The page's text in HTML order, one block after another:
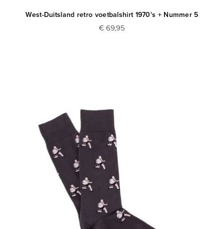
West-Duitsland retro voetbalshirt 1970's + Nummer 5
€ 69,95